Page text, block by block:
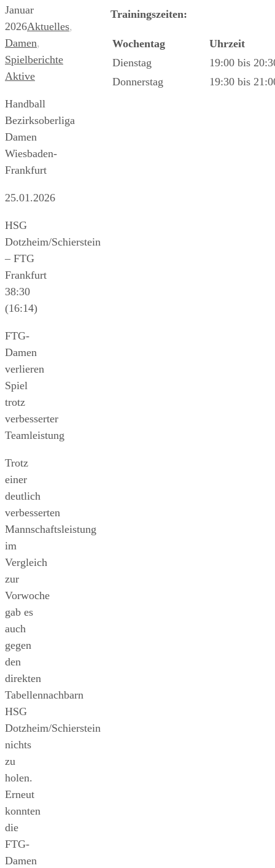
Januar
2026Aktuelles,
Damen,
Spielberichte
Aktive
Handball
Bezirksoberliga
Damen
Wiesbaden-
Frankfurt
25.01.2026
HSG
Dotzheim/Schierstein
– FTG
Frankfurt
38:30
(16:14)
FTG-
Damen
verlieren
Spiel
trotz
verbesserter
Teamleistung
Trotz
einer
deutlich
verbesserten
Mannschaftsleistung
im
Vergleich
zur
Vorwoche
gab es
auch
gegen
den
direkten
Tabellennachbarn
HSG
Dotzheim/Schierstein
nichts
zu
holen.
Erneut
konnten
die
FTG-
Damen
Trainingszeiten:
Wochentag
Uhrzeit
Dienstag
19:00 bis
Donnerstag
19:30 bis